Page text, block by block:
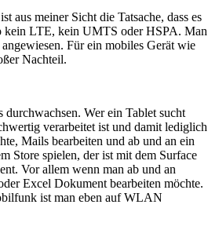
aus meiner Sicht die Tatsache, dass es
LTE, kein UMTS oder HSPA. Man
Für ein mobiles Gerät wie
Nachteil.
durchwachsen. Wer ein Tablet sucht
verarbeitet ist und damit lediglich
Mails bearbeiten und ab und an ein
Store spielen, der ist mit dem Surface
Vor allem wenn man ab und an
Excel Dokument bearbeiten möchte.
ist man eben auf WLAN